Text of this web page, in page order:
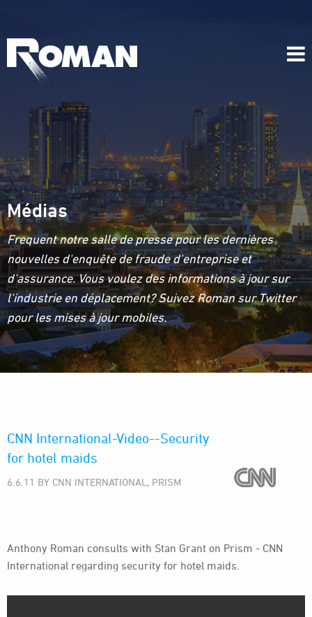
Médias
Frequent notre salle de presse pour les dernières
nouvelles d'enquête de fraude d'entreprise et
d'assurance. Vous voulez des informations à jour sur
l'industrie en déplacement? Suivez Roman sur Twitter
pour les mises à jour mobiles.
CNN International-Video--Security
for hotel maids
6.6.11 BY CNN INTERNATIONAL, PRISM
Anthony Roman consults with Stan Grant on Prism - CNN
International regarding security for hotel maids.